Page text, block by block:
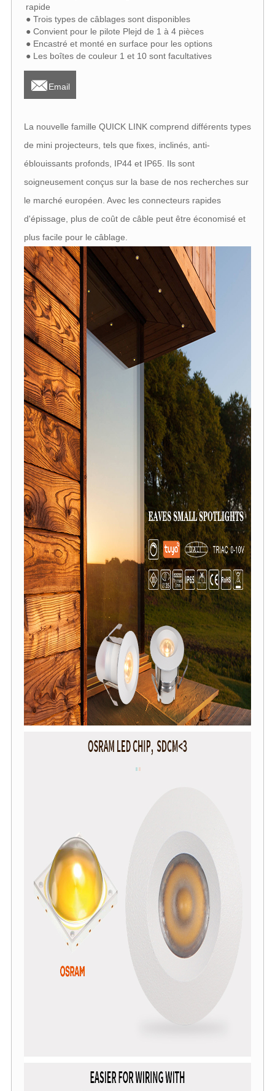
rapide
● Trois types de câblages sont disponibles
● Convient pour le pilote Plejd de 1 à 4 pièces
● Encastré et monté en surface pour les options
● Les boîtes de couleur 1 et 10 sont facultatives
Email
La nouvelle famille QUICK LINK comprend différents types
de mini projecteurs, tels que fixes, inclinés, anti-
éblouissants profonds, IP44 et IP65. Ils sont
soigneusement conçus sur la base de nos recherches sur
le marché européen. Avec les connecteurs rapides
d'épissage, plus de coût de câble peut être économisé et
plus facile pour le câblage.